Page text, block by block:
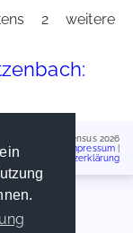
2 weitere
Handschriftencensus 2026
Impressum
Datenschutzerklärung